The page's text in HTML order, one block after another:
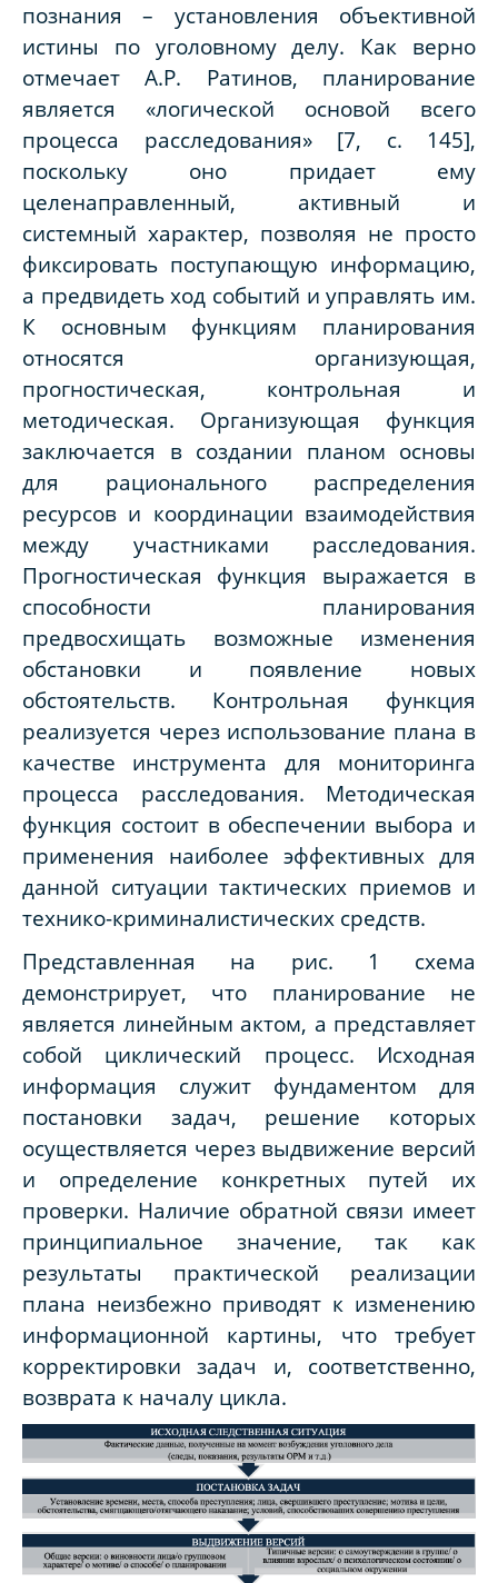
познания – установления объективной
истины по уголовному делу. Как верно
отмечает А.Р. Ратинов, планирование
является «логической основой всего
процесса расследования» [7, с. 145],
поскольку оно придает ему
целенаправленный, активный и
системный характер, позволяя не просто
фиксировать поступающую информацию,
а предвидеть ход событий и управлять им.
К основным функциям планирования
относятся организующая,
прогностическая, контрольная и
методическая. Организующая функция
заключается в создании планом основы
для рационального распределения
ресурсов и координации взаимодействия
между участниками расследования.
Прогностическая функция выражается в
способности планирования
предвосхищать возможные изменения
обстановки и появление новых
обстоятельств. Контрольная функция
реализуется через использование плана в
качестве инструмента для мониторинга
процесса расследования. Методическая
функция состоит в обеспечении выбора и
применения наиболее эффективных для
данной ситуации тактических приемов и
технико-криминалистических средств.
Представленная на рис. 1 схема
демонстрирует, что планирование не
является линейным актом, а представляет
собой циклический процесс. Исходная
информация служит фундаментом для
постановки задач, решение которых
осуществляется через выдвижение версий
и определение конкретных путей их
проверки. Наличие обратной связи имеет
принципиальное значение, так как
результаты практической реализации
плана неизбежно приводят к изменению
информационной картины, что требует
корректировки задач и, соответственно,
возврата к началу цикла.